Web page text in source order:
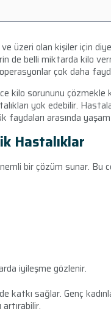
üzeri olan kişiler için
de belli miktarda kilo
çok daha
kilo sorununu çözmekle
yok edebilir.
faydaları arasında
Hastalıklar
bir çözüm sunar. Bu
iyileşme gözlenir.
katkı sağlar. Genç